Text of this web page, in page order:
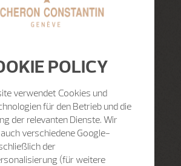
POLICY
verwendet Cookies und
für den Betrieb und die
der relevanten Dienste. Wir
verschiedene Google-
der
(für weitere